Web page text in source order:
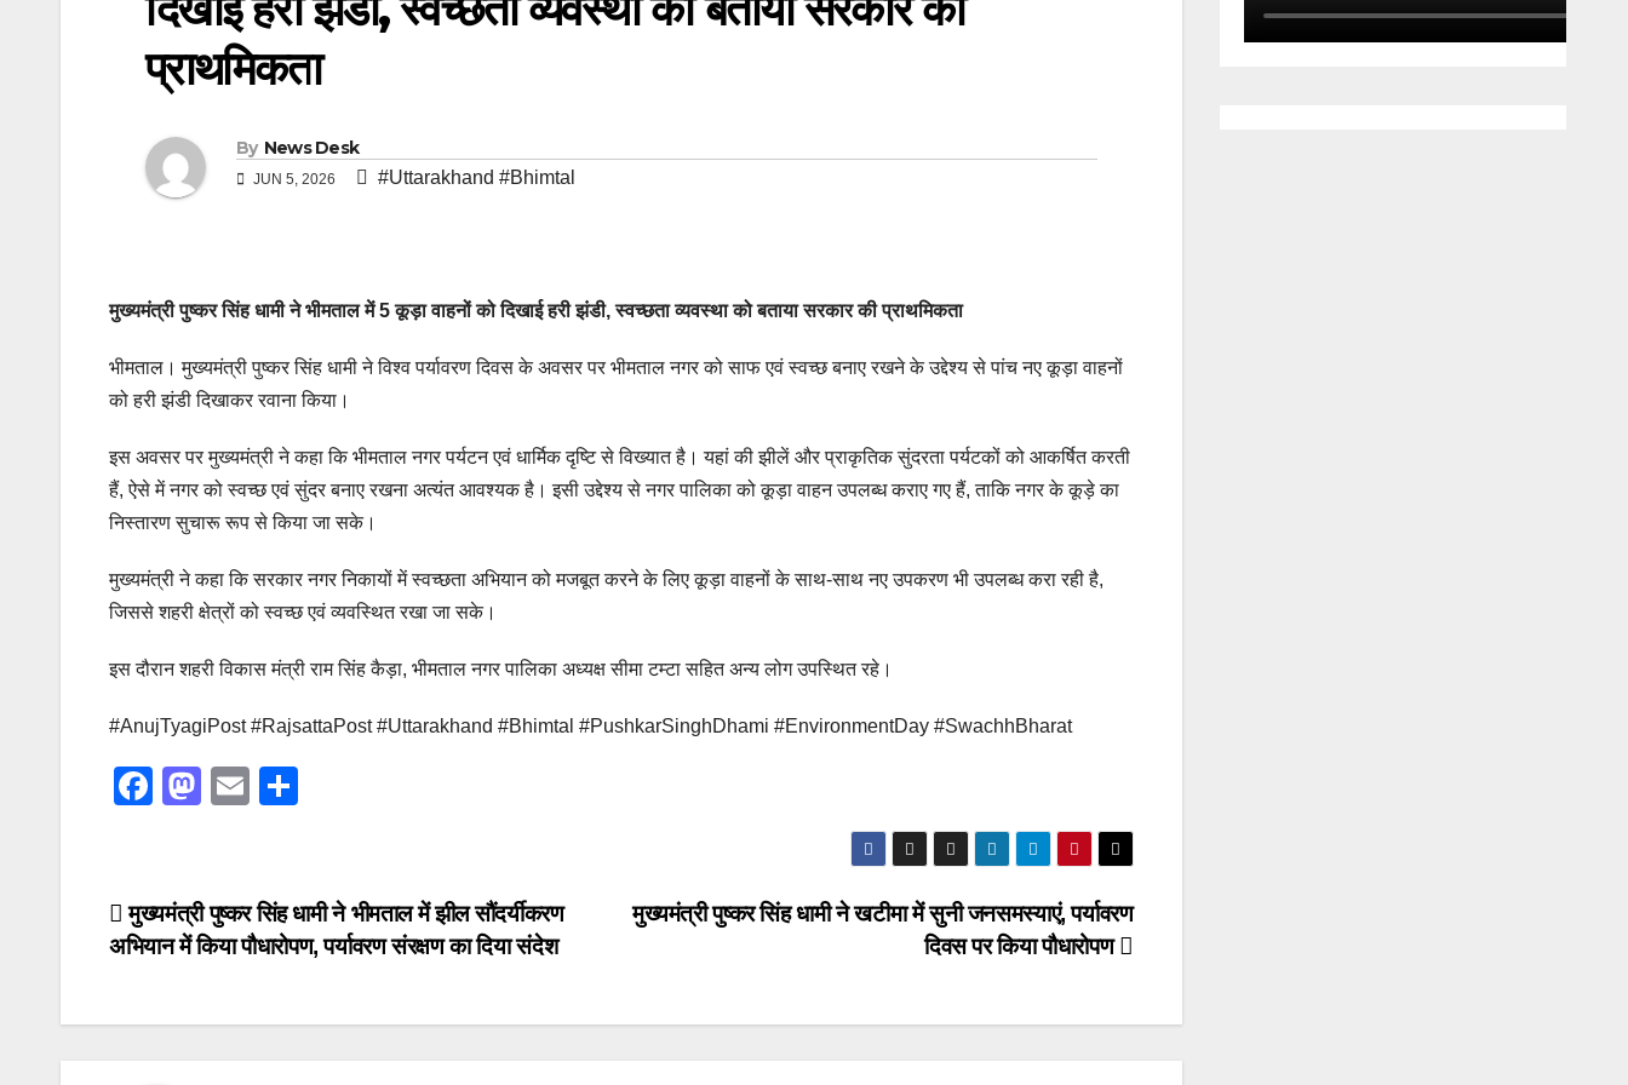
प्राथमिकता
By News Desk
JUN 5, 2026 #Uttarakhand #Bhimtal
मुख्यमंत्री पुष्कर सिंह धामी ने भीमताल में 5 कूड़ा वाहनों को दिखाई हरी झंडी, स्वच्छता व्यवस्था को बताया सरकार की प्राथमिकता
भीमताल। मुख्यमंत्री पुष्कर सिंह धामी ने विश्व पर्यावरण दिवस के अवसर पर भीमताल नगर को साफ एवं स्वच्छ बनाए रखने के उद्देश्य से पांच नए कूड़ा वाहनों
को हरी झंडी दिखाकर रवाना किया।
इस अवसर पर मुख्यमंत्री ने कहा कि भीमताल नगर पर्यटन एवं धार्मिक दृष्टि से विख्यात है। यहां की झीलें और प्राकृतिक सुंदरता पर्यटकों को आकर्षित करती
हैं, ऐसे में नगर को स्वच्छ एवं सुंदर बनाए रखना अत्यंत आवश्यक है। इसी उद्देश्य से नगर पालिका को कूड़ा वाहन उपलब्ध कराए गए हैं, ताकि नगर के कूड़े का
निस्तारण सुचारू रूप से किया जा सके।
मुख्यमंत्री ने कहा कि सरकार नगर निकायों में स्वच्छता अभियान को मजबूत करने के लिए कूड़ा वाहनों के साथ-साथ नए उपकरण भी उपलब्ध करा रही है,
जिससे शहरी क्षेत्रों को स्वच्छ एवं व्यवस्थित रखा जा सके।
इस दौरान शहरी विकास मंत्री राम सिंह कैड़ा, भीमताल नगर पालिका अध्यक्ष सीमा टम्टा सहित अन्य लोग उपस्थित रहे।
#AnujTyagiPost #RajsattaPost #Uttarakhand #Bhimtal #PushkarSinghDhami #EnvironmentDay #SwachhBharat
F
e
b
o
M
o
d
n
E
e
Post
navigation
मुख्यमंत्री पुष्कर सिंह धामी ने खटीमा में सुनी जनसमस्याएं, पर्यावरण
दिवस पर किया पौधारोपण
मुख्यमंत्री पुष्कर सिंह धामी ने भीमताल में झील सौंदर्यीकरण
अभियान में किया पौधारोपण, पर्यावरण संरक्षण का दिया संदेश